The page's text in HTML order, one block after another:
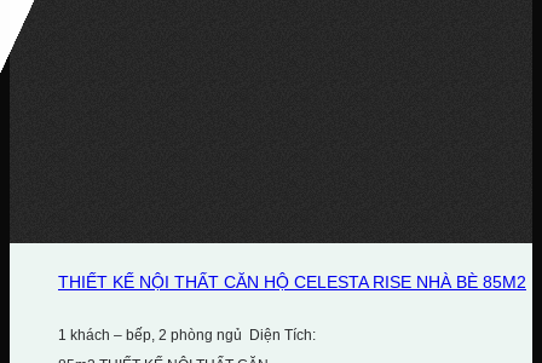
THIẾT KẾ NỘI THẤT CĂN HỘ CELESTA RISE NHÀ BÈ 85M2
1 khách – bếp, 2 phòng ngủ Diện Tích: